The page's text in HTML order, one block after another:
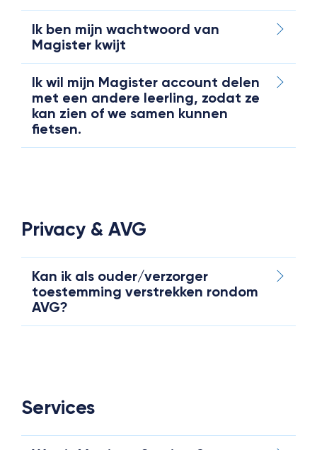
Ik ben mijn wachtwoord van
Magister kwijt
Ik wil mijn Magister account delen
met een andere leerling, zodat ze
kan zien of we samen kunnen
fietsen.
Privacy & AVG
Kan ik als ouder/verzorger
toestemming verstrekken rondom
AVG?
Services